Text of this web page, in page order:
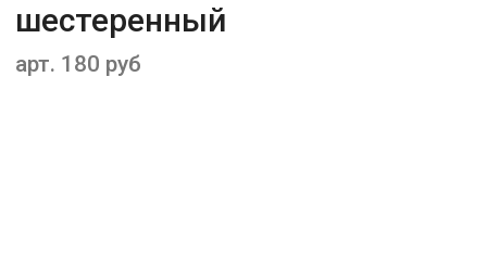
шестеренный
арт. 180 руб